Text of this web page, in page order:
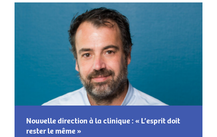
Nouvelle direction à la clinique : « L’esprit doit
rester le même »